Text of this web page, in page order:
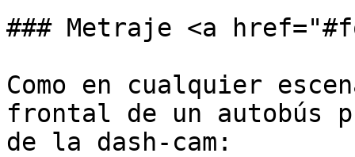
### Metraje <a
Como en cualquier
frontal de un autobús
de la dash-cam: